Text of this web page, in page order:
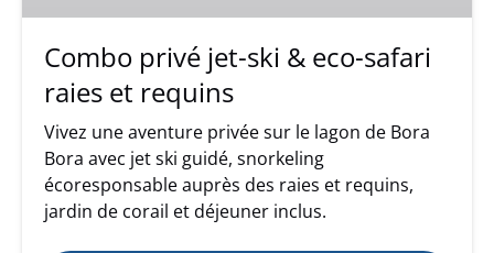
safari
requins
Combo privé jet-ski & eco-safari
raies et requins
Vivez une aventure privée sur le lagon de Bora
Bora avec jet ski guidé, snorkeling
écoresponsable auprès des raies et requins,
jardin de corail et déjeuner inclus.